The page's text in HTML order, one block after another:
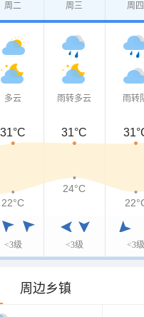
周二 周三 周四
多云
<3级
雨转多云
<3级
雨转
<3级
31°C 31°C
22°C
24°C
周边乡镇